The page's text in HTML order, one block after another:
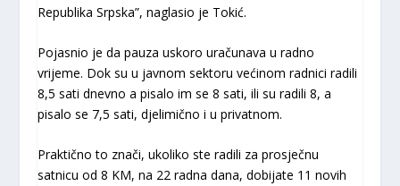
Republika Srpska”, naglasio je Tokić.
Pojasnio je da pauza uskoro uračunava u radno
vrijeme. Dok su u javnom sektoru većinom radnici radili
8,5 sati dnevno a pisalo im se 8 sati, ili su radili 8, a
pisalo se 7,5 sati, djelimično i u privatnom.
Praktično to znači, ukoliko ste radili za prosječnu
satnicu od 8 KM, na 22 radna dana, dobijate 11 novih